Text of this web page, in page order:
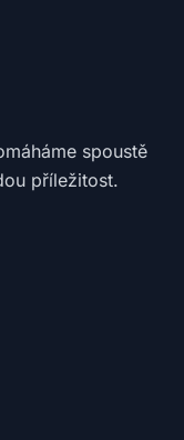
spoustě
příležitost.